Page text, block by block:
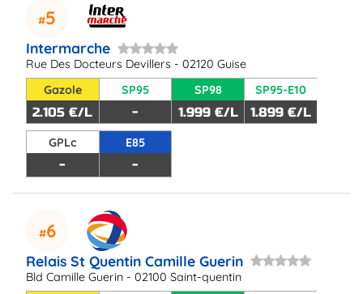
5
Intermarche
Rue Des Docteurs Devillers - 02120 Guise
Gazole
2.105 €/L
SP95
-
SP98
1.999 €/L
SP95-E10
1.899 €/L
GPLc
-
E85
-
6
Relais St Quentin Camille Guerin
Bld Camille Guerin - 02100 Saint-quentin